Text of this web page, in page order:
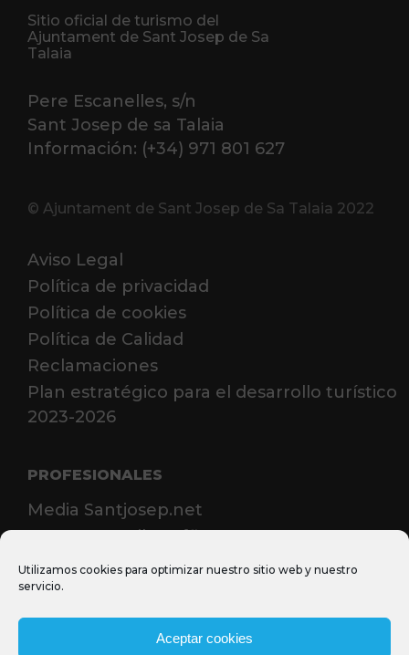
Utilizamos cookies para optimizar nuestro sitio web y nuestro
servicio.
Aceptar cookies
Sitio oficial de turismo del
Ajuntament de Sant Josep de Sa
Talaia
Pere Escanelles, s/n
Sant Josep de sa Talaia
Información: (+34) 971 801 627
© Ajuntament de Sant Josep de Sa Talaia 2022
Aviso Legal
Política de privacidad
Política de cookies
Política de Calidad
Reclamaciones
Plan estratégico para el desarrollo turístico
2023-2026
PROFESIONALES
Media Santjosep.net
Sant Josep Film Office
MICE
Casos de éxito MICE
Prensa